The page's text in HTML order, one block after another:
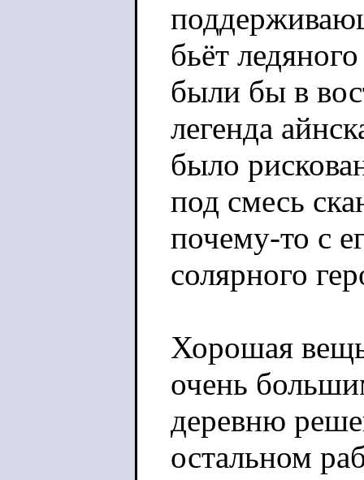
бьёт
были бы в
легенда
было
под смесь
почему-то с
солярного
Хорошая
очень
деревню
остальном